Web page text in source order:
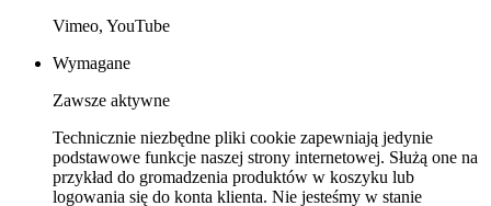
Vimeo, YouTube
Wymagane
Zawsze aktywne
Technicznie niezbędne pliki cookie zapewniają jedynie
podstawowe funkcje naszej strony internetowej. Służą one na
przykład do gromadzenia produktów w koszyku lub
logowania się do konta klienta. Nie jesteśmy w stanie